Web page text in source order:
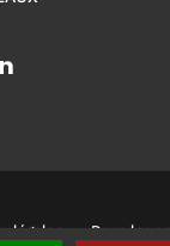
légales Dans les